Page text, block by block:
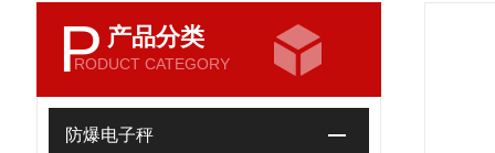
P 产品分类
RODUCT CATEGORY
防爆电子秤